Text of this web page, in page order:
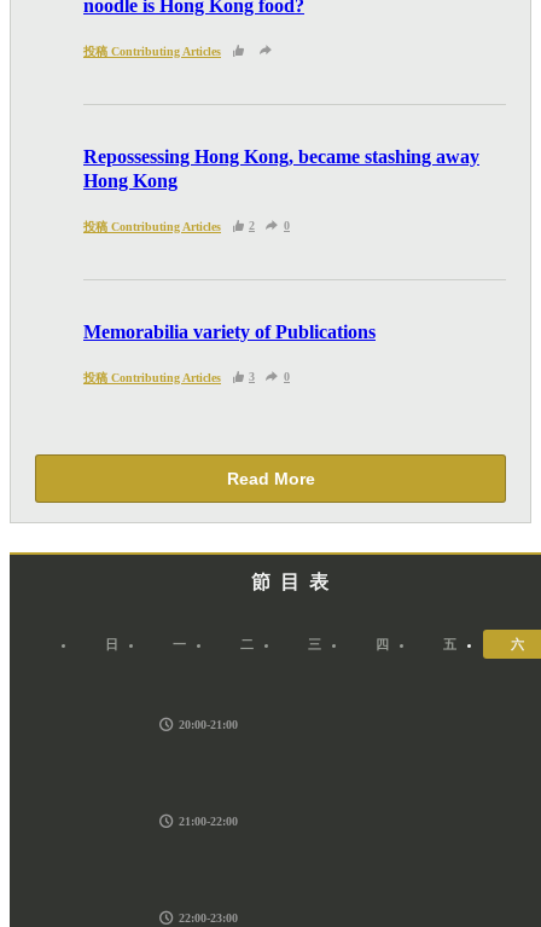
Like Facebook
作其他用途。如果決定提供個人資料，即表示您同意
的標準），而發送目標廣告。不會因為你與廣告作出
互動或觀看一個目標廣告而向廣告客戶提供任何用戶
的個人資料。 但如果你觀看或與該廣告作出互動，
PAYPAL），收集交易資料（例如出價、購買、出
售、問答、爭執或與帳戶相關的物品或內容）。
noodle is Hong Kong food?
投稿 Contributing Articles
Repossessing Hong Kong, became stashing away
Hong Kong
投稿 Contributing Articles 2 0
Memorabilia variety of Publications
投稿 Contributing Articles 3 0
Read More
節目表
日 一 二 三 四 五 六
20:00-21:00
21:00-22:00
22:00-23:00